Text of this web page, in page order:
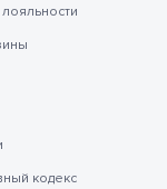
кодекс